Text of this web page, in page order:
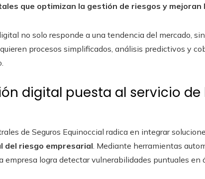
que optimizan la gestión de riesgos y mejoran
no solo responde a una tendencia del mercado,
procesos simplificados, análisis predictivos y
digital puesta al servicio de
de Seguros Equinoccial radica en integrar
del riesgo empresarial. Mediante herramientas
empresa logra detectar vulnerabilidades puntuales en